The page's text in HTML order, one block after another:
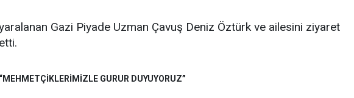
Gazi Piyade Uzman Çavuş Deniz Öztürk ve ailesini ziyaret
etti.
“MEHMETÇİKLERİMİZLE GURUR DUYUYORUZ”